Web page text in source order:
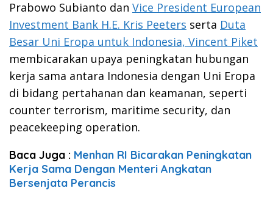
Prabowo Subianto dan Vice President European
Investment Bank H.E. Kris Peeters serta Duta
Besar Uni Eropa untuk Indonesia, Vincent Piket
membicarakan upaya peningkatan hubungan
kerja sama antara Indonesia dengan Uni Eropa
di bidang pertahanan dan keamanan, seperti
counter terrorism, maritime security, dan
peacekeeping operation.
Baca Juga : Menhan RI Bicarakan Peningkatan
Kerja Sama Dengan Menteri Angkatan
Bersenjata Perancis